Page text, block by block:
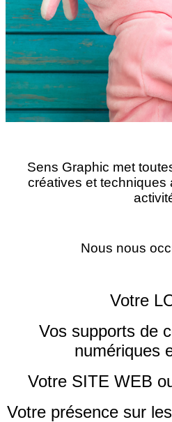
Sens Graphic met
créatives et techniques
Nous nous
Votre
Vos supports de
numériques
Votre SITE WEB
Votre présence sur